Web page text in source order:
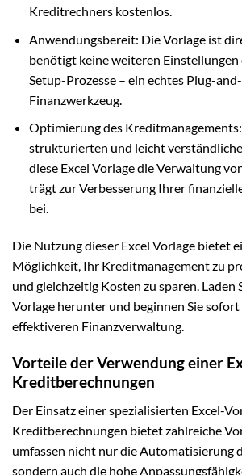
Kreditrechners kostenlos.
Anwendungsbereit: Die Vorlage ist
benötigt keine weiteren
Setup-Prozesse – ein echtes Plug-
Finanzwerkzeug.
Optimierung des
strukturierten und leicht
diese Excel Vorlage die Verwaltung
trägt zur Verbesserung Ihrer
bei.
Die Nutzung dieser Excel Vorlage bietet
Möglichkeit, Ihr Kreditmanagement zu
und gleichzeitig Kosten zu sparen. Laden
Vorlage herunter und beginnen Sie
effektiveren Finanzverwaltung.
Vorteile der Verwendung einer
Kreditberechnungen
Der Einsatz einer spezialisierten Excel-
Kreditberechnungen bietet zahlreiche
umfassen nicht nur die Automatisierung
sondern auch die hohe